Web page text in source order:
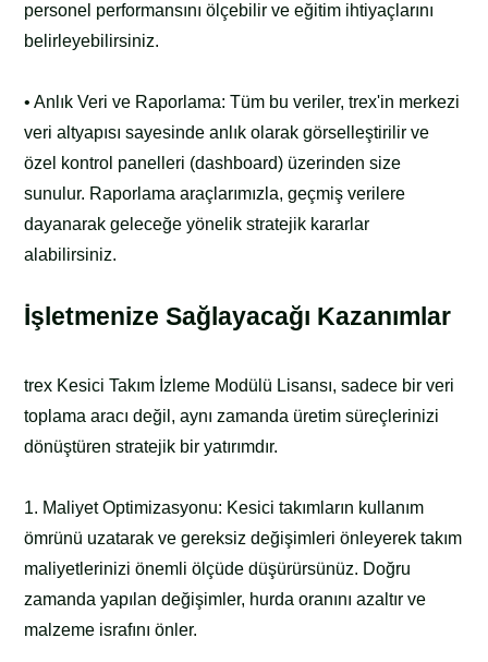
personel performansını ölçebilir ve eğitim ihtiyaçlarını
belirleyebilirsiniz.
• Anlık Veri ve Raporlama: Tüm bu veriler, trex'in merkezi
veri altyapısı sayesinde anlık olarak görselleştirilir ve
özel kontrol panelleri (dashboard) üzerinden size
sunulur. Raporlama araçlarımızla, geçmiş verilere
dayanarak geleceğe yönelik stratejik kararlar
alabilirsiniz.
İşletmenize Sağlayacağı Kazanımlar
trex Kesici Takım İzleme Modülü Lisansı, sadece bir veri
toplama aracı değil, aynı zamanda üretim süreçlerinizi
dönüştüren stratejik bir yatırımdır.
1. Maliyet Optimizasyonu: Kesici takımların kullanım
ömrünü uzatarak ve gereksiz değişimleri önleyerek takım
maliyetlerinizi önemli ölçüde düşürürsünüz. Doğru
zamanda yapılan değişimler, hurda oranını azaltır ve
malzeme israfını önler.